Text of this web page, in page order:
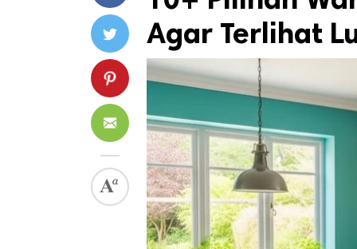
Agar Terlihat